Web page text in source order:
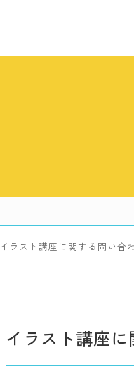
イラスト講座に関する問い合
イラスト講座